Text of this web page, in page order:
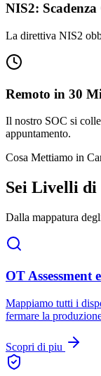
NIS2:
La direttiva NIS2
Remoto in 30
Il nostro SOC si
appuntamento.
Cosa Mettiamo in
Sei Livelli di
Dalla mappatura
OT Assessment
Mappiamo tutti i
fermare la
Scopri di piu